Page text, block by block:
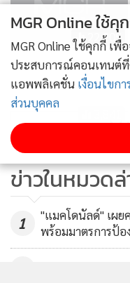
22,205
5,272
ข่าวในหมวด
1
"แมคโดนัลด์" เผย
พร้อมมาตรการป้อ
MGR Online ใช้คุ
MGR Online ใช้คุกกี้ เ
ประสบการณ์คอนเทนต์
แอพพลิเคชั่น เงื่อนไขก
ส่วนบุคคล